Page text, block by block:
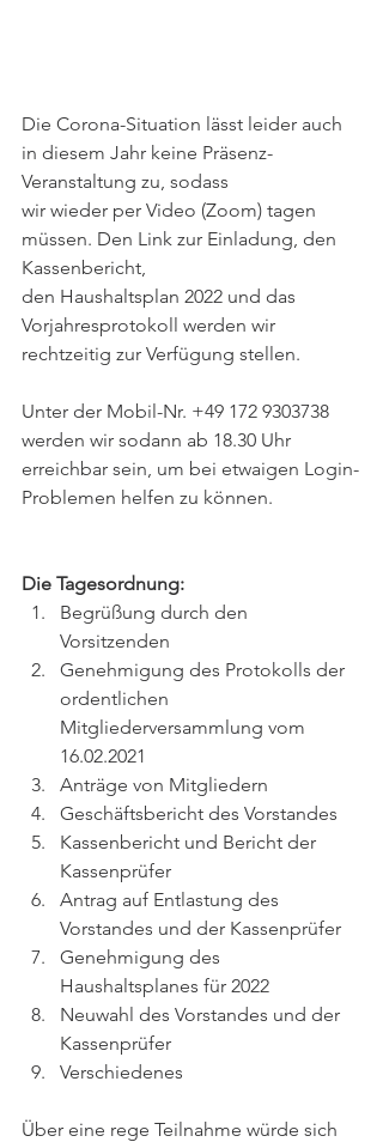
Die Corona-Situation lässt leider auch
in diesem Jahr keine Präsenz-
Veranstaltung zu, sodass
wir wieder per Video (Zoom) tagen
müssen. Den Link zur Einladung, den
Kassenbericht,
den Haushaltsplan 2022 und das
Vorjahresprotokoll werden wir
rechtzeitig zur Verfügung stellen.
Unter der Mobil-Nr. +49 172 9303738
werden wir sodann ab 18.30 Uhr
erreichbar sein, um bei etwaigen Login-
Problemen helfen zu können.
Die Tagesordnung:
Begrüßung durch den
Vorsitzenden
Genehmigung des Protokolls der
ordentlichen
Mitgliederversammlung vom
16.02.2021
Anträge von Mitgliedern
Geschäftsbericht des Vorstandes
Kassenbericht und Bericht der
Kassenprüfer
Antrag auf Entlastung des
Vorstandes und der Kassenprüfer
Genehmigung des
Haushaltsplanes für 2022
Neuwahl des Vorstandes und der
Kassenprüfer
Verschiedenes
Über eine rege Teilnahme würde sich